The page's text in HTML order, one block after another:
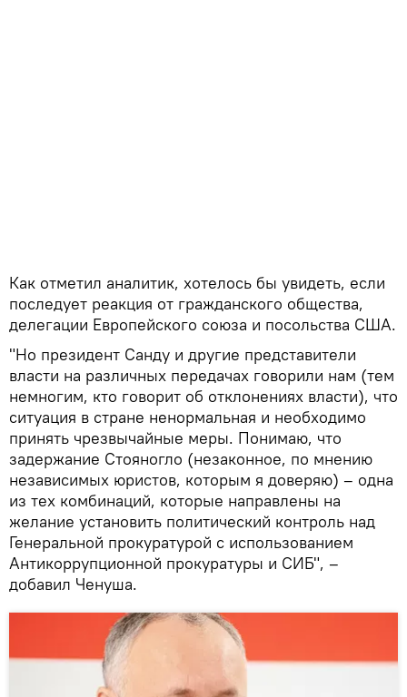
Как отметил аналитик, хотелось бы увидеть, если
последует реакция от гражданского общества,
делегации Европейского союза и посольства США.
"Но президент Санду и другие представители
власти на различных передачах говорили нам (тем
немногим, кто говорит об отклонениях власти), что
ситуация в стране ненормальная и необходимо
принять чрезвычайные меры. Понимаю, что
задержание Стояногло (незаконное, по мнению
независимых юристов, которым я доверяю) – одна
из тех комбинаций, которые направлены на
желание установить политический контроль над
Генеральной прокуратурой с использованием
Антикоррупционной прокуратуры и СИБ", –
добавил Ченуша.